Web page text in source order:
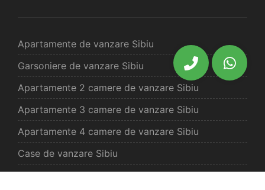
Apartamente de vanzare Sibiu
Garsoniere de vanzare Sibiu
Apartamente 2 camere de vanzare Sibiu
Apartamente 3 camere de vanzare Sibiu
Apartamente 4 camere de vanzare Sibiu
Case de vanzare Sibiu
Spatii comercilale de vanzare Sibiu